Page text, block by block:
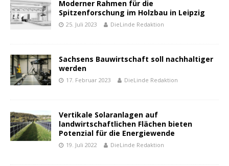
Moderner Rahmen für die
Spitzenforschung im Holzbau in Leipzig
25. Juli 2023 DieLinde Redaktion
Sachsens Bauwirtschaft soll nachhaltiger
werden
17. Februar 2023 DieLinde Redaktion
Vertikale Solaranlagen auf
landwirtschaftlichen Flächen bieten
Potenzial für die Energiewende
19. Juli 2022 DieLinde Redaktion